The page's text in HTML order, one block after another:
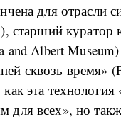
для отрасли
старший
and Albert
сквозь время»
эта
для всех», но